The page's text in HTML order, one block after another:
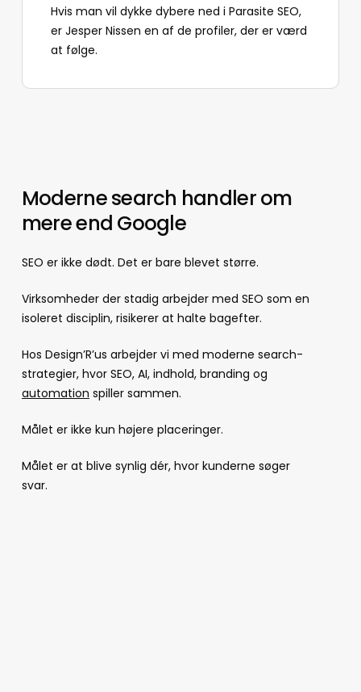
Hvis man vil dykke dybere ned i Parasite SEO,
erJesper Nissen en af de profiler, der er værd
at følge.
Moderne search handler om
mere end Google
SEO er ikke dødt. Det er bare blevet større.
Virksomheder der stadig arbejder med SEO som en
isoleret disciplin, risikerer at halte bagefter.
Hos Design’R’us arbejder vi med moderne search-
strategier, hvor SEO, AI, indhold, branding og
automation spiller sammen.
Målet er ikke kun højere placeringer.
Målet er at blive synlig dér, hvor kunderne søger
svar.